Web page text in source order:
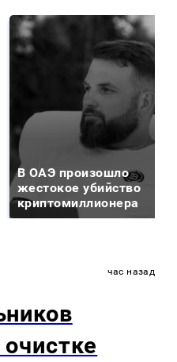
В ОАЭ произошло
жестокое убийство
криптомиллионера
час назад